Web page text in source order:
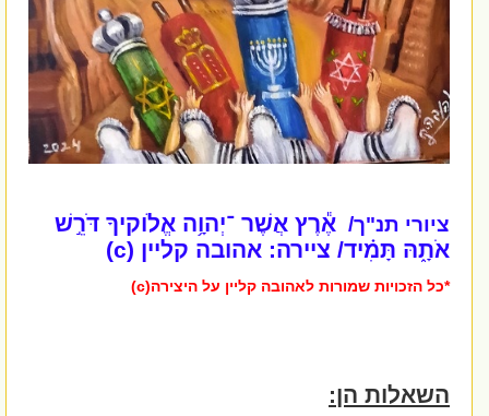
ציורי תנ"ך/ אֶ֕רֶץ אֲשֶׁר ־יְהוָ֥ה אֱלֹוקיךָ דֹּרֵ֣שׁ
אֹתָ֑הּ תָּמִ֗יד/ ציירה: אהובה קליין (c)
*כל הזכויות שמורות לאהובה קליין על היצירה(c)
השאלות הן: